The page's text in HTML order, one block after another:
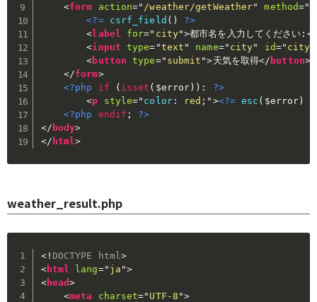
<form action=" /weather/getWeather" method="
<?=
csrf_field ( )
?>
<label for=" city">都市名を入力してください:
<input type= "text " name=" city" id=" city
<button type=" submit ">天気を取得</ button>
</form>
<?php
if ( isset ( $error ) ) :
?>
<p style=" color: red ; " ><?= esc ( $error )
<?php
endif ;
?>
</ body>
</ html>
weather_result.php
<! DOCTYPE html >
<html lang=" ja ">
<head>
<meta charset=" UTF-8 ">